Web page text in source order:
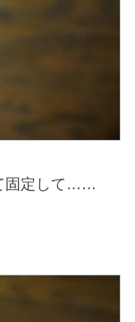
固定して……